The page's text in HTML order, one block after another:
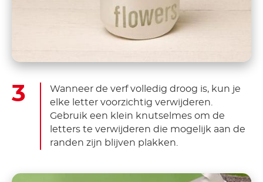
Wanneer de verf volledig droog is, kun je
elke letter voorzichtig verwijderen.
Gebruik een klein knutselmes om de
letters te verwijderen die mogelijk aan de
randen zijn blijven plakken.